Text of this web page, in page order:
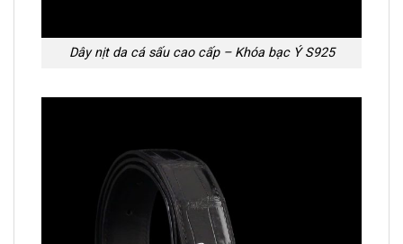
Dây nịt da cá sấu cao cấp – Khóa bạc Ý S925